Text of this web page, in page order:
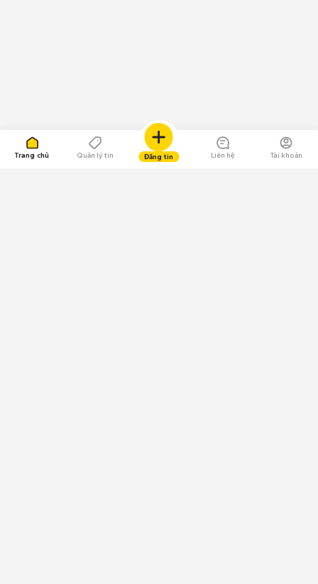
Trang chủ Quản lý tin Đăng tin Liên hệ Tài khoản